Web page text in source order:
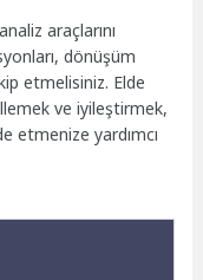
araçlarını
dönüşüm
etmelisiniz. Elde
ve iyileştirmek,
etmenize yardımcı